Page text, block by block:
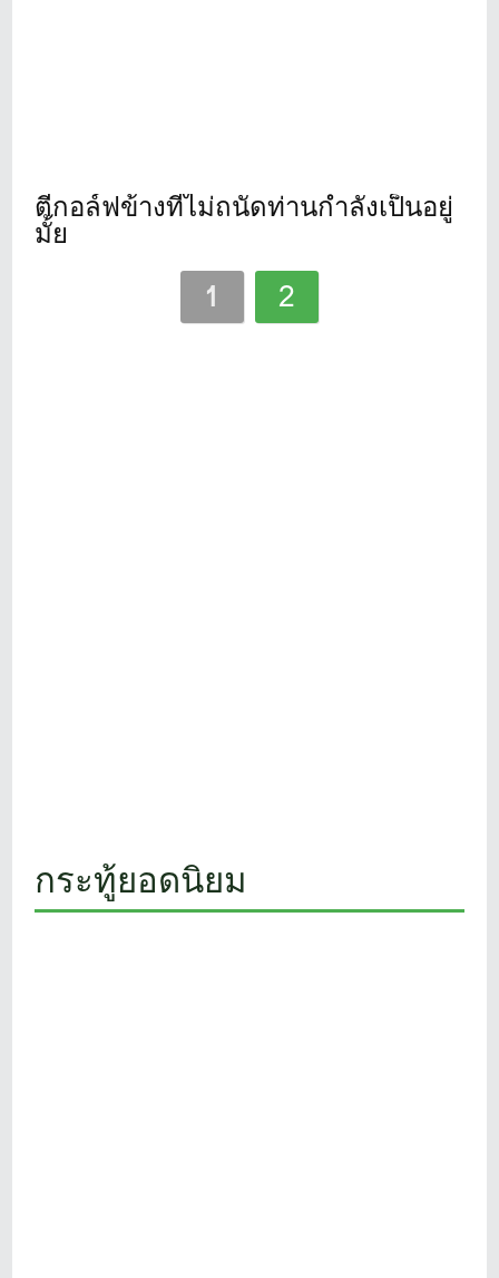
ตีกอล์ฟข้างที่ไม่ถนัดท่านกำลังเป็นอยู่
มั้ย
1 2
กระทู้ยอดนิยม